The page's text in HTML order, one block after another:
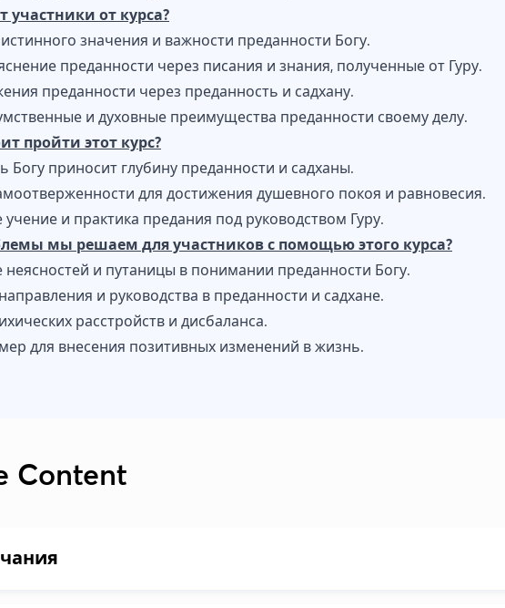
участники от курса?
значения и важности преданности Богу.
преданности через писания и знания, полученные от Гуру.
преданности через преданность и садхану.
и духовные преимущества преданности своему делу.
пройти этот курс?
Богу приносит глубину преданности и садханы.
для достижения душевного покоя и равновесия.
и практика предания под руководством Гуру.
мы решаем для участников с помощью этого курса?
неясностей и путаницы в понимании преданности Богу.
и руководства в преданности и садхане.
расстройств и дисбаланса.
для внесения позитивных изменений в жизнь.
Content